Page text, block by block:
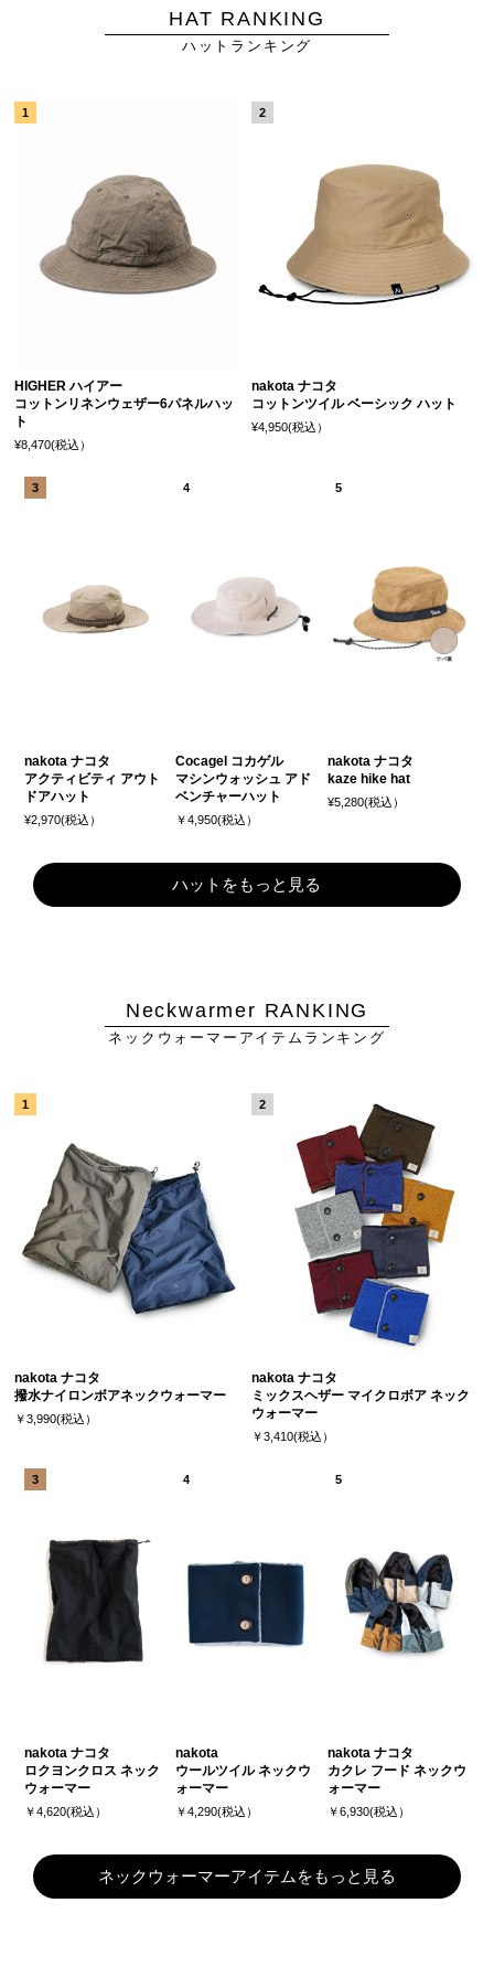
HAT RANKING
ハットランキング
HIGHER ハイアー
コットンリネンウェザー6パネルハッ
ト
¥8,470(税込）
nakota ナコタ
コットンツイル ベーシック ハット
¥4,950(税込）
nakota ナコタ
アクティビティ アウト
ドアハット
¥2,970(税込）
Cocagel コカゲル
マシンウォッシュ アド
ベンチャーハット
￥4,950(税込）
nakota ナコタ
kaze hike hat
¥5,280(税込）
ハットをもっと見る
Neckwarmer RANKING
ネックウォーマーアイテムランキング
nakota ナコタ
撥水ナイロンボアネックウォーマー
￥3,990(税込）
nakota ナコタ
ミックスヘザー マイクロボア ネック
ウォーマー
￥3,410(税込）
nakota ナコタ
ロクヨンクロス ネック
ウォーマー
￥4,620(税込）
nakota
ウールツイル ネックウ
ォーマー
￥4,290(税込）
nakota ナコタ
カクレ フード ネックウ
ォーマー
￥6,930(税込）
ネックウォーマーアイテムをもっと見る